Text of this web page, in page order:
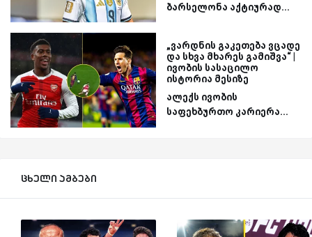
ბარსელონა აქტიურად...
„ვარდნის გაკეთება ვცადე
და სხვა მხარეს გამიშვა“ |
ივობის სასაცილო
ისტორია მესიზე
ალექს ივობის
საფეხბურთო კარიერა...
ცხელი ამბები